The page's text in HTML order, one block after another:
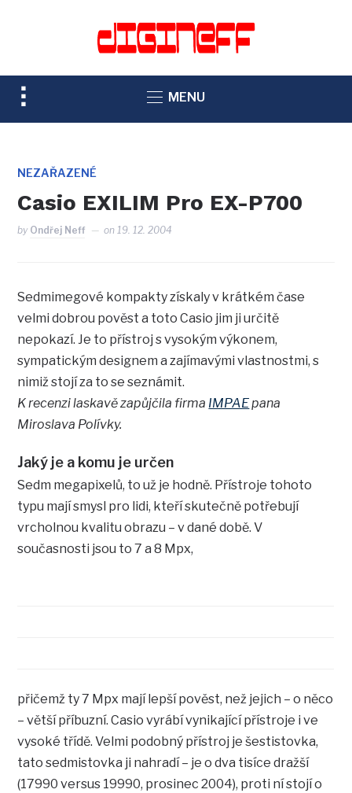
TOGGLE
SIDEBAR
NAVIGATION
MENU
NEZAŘAZENÉ
Casio EXILIM Pro EX-P700
by Ondřej Neff on19. 12. 2004
Sedmimegové kompakty získaly v krátkém čase
velmi dobrou pověst a toto Casio jim ji určitě
nepokazí. Je to přístroj s vysokým výkonem,
sympatickým designem a zajímavými vlastnostmi, s
nimiž stojí za to se seznámit.
K recenzi laskavě zapůjčila firma IMPAEpana
Miroslava Polívky.
Jaký je a komu je určen
Sedm megapixelů, to už je hodně. Přístroje tohoto
typu mají smysl pro lidi, kteří skutečně potřebují
vrcholnou kvalitu obrazu – v dané době. V
současnosti jsou to 7 a 8 Mpx,
přičemž ty 7 Mpx mají lepší pověst, než jejich – o něco
– větší příbuzní. Casio vyrábí vynikající přístroje i ve
vysoké třídě. Velmi podobný přístroj je šestistovka,
tato sedmistovka ji nahradí – je o dva tisíce dražší
(17990 versus 19990, prosinec 2004), proti ní stojí o